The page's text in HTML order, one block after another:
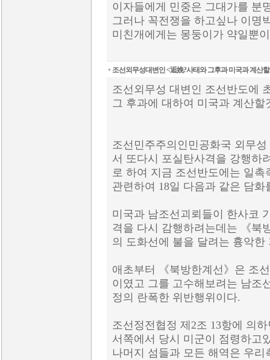
이자들에게 민중은 그대가를 분
그러나 꼭전쟁을 하고싶나 이명
미친개에게는 몽둥이가 약일뿐
조선외무성대변인 <逅娩?사태와 그후과 미국과 계산
조선외무성 대변인 조선반도에
그 후과에 대하여 미국과 계산할
조선민주주의인민공화국 외무
서 또다시 포실탄사격을 강행하
로 하여 지금 조선반도에는 일
관련하여 18일 다음과 같은 담화
미국과 남조선괴뢰들이 한사코
격을 다시 감행하려는데는 《북
의 도화선에 불을 달려는 흉악한
애초부터 《북방한계선》은 조
이였고 그를 고수해보려는 남조
정의 란폭한 위반행위이다.
조선정전협정 제2조 13항에 의
서쪽에서 당시 미군이 점령하고
나머지 섬들과 모든 해역은 우